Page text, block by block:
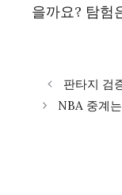
을까요? 탐험
판타지 검
NBA 중계